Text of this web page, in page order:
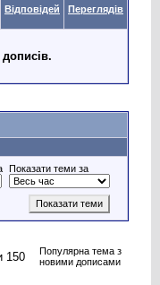
Відповідей Переглядів
Показати теми за
Популярна тема з
новими дописами